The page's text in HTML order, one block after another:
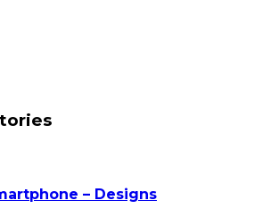
– Designs